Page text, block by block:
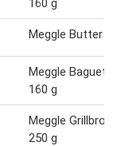
Meggle Butter
Meggle Baguette
160 g
Meggle Grillbrote
250 g